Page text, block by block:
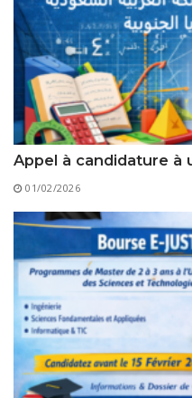
Imprimes
Charte de
Appel à candidature à
01/02/2026